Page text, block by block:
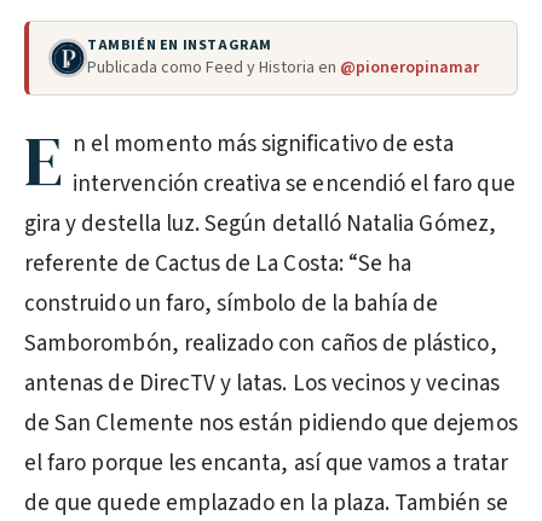
TAMBIÉN EN INSTAGRAM
Publicada como Feed y Historia en @pioneropinamar
E n el momento más significativo de esta
intervención creativa se encendió el faro que
gira y destella luz. Según detalló Natalia Gómez,
referente de Cactus de La Costa: “Se ha
construido un faro, símbolo de la bahía de
Samborombón, realizado con caños de plástico,
antenas de DirecTV y latas. Los vecinos y vecinas
de San Clemente nos están pidiendo que dejemos
el faro porque les encanta, así que vamos a tratar
de que quede emplazado en la plaza. También se